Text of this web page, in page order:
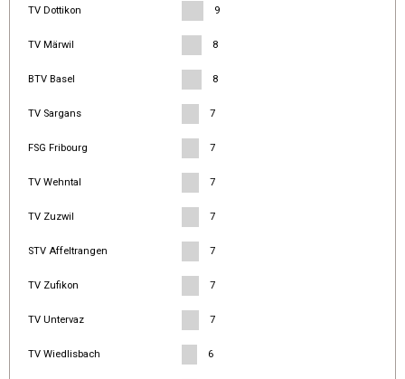
TV Dottikon 9
TV Märwil 8
BTV Basel 8
TV Sargans 7
FSG Fribourg 7
TV Wehntal 7
TV Zuzwil 7
STV Affeltrangen 7
TV Zufikon 7
TV Untervaz 7
TV Wiedlisbach 6